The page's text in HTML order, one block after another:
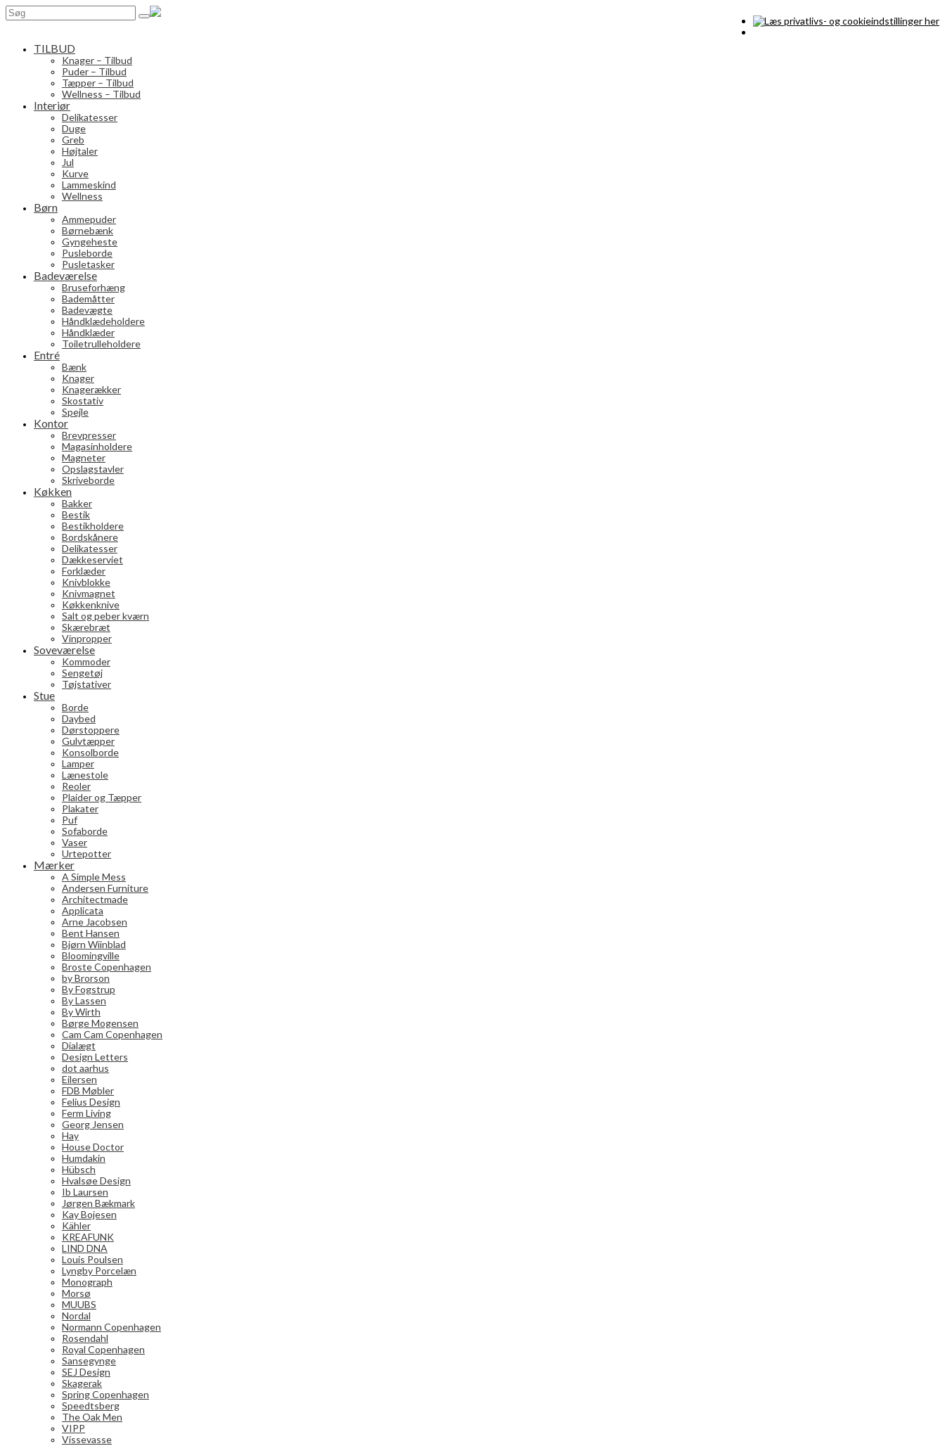
Search
for:
TILBUD
Knager – Tilbud
Puder – Tilbud
Tæpper – Tilbud
Wellness – Tilbud
Interiør
Delikatesser
Duge
Greb
Højtaler
Jul
Kurve
Lammeskind
Wellness
Børn
Ammepuder
Børnebænk
Gyngeheste
Pusleborde
Pusletasker
Badeværelse
Bruseforhæng
Bademåtter
Badevægte
Håndklædeholdere
Håndklæder
Toiletrulleholdere
Entré
Bænk
Knager
Knagerækker
Skostativ
Spejle
Kontor
Brevpresser
Magasinholdere
Magneter
Opslagstavler
Skriveborde
Køkken
Bakker
Bestik
Bestikholdere
Bordskånere
Delikatesser
Dækkeserviet
Forklæder
Knivblokke
Knivmagnet
Køkkenknive
Salt og peber kværn
Skærebræt
Vinpropper
Soveværelse
Kommoder
Sengetøj
Tøjstativer
Stue
Borde
Daybed
Dørstoppere
Gulvtæpper
Konsolborde
Lamper
Lænestole
Reoler
Plaider og Tæpper
Plakater
Puf
Sofaborde
Vaser
Urtepotter
Mærker
A Simple Mess
Andersen Furniture
Architectmade
Applicata
Arne Jacobsen
Bent Hansen
Bjørn Wiinblad
Bloomingville
Broste Copenhagen
by Brorson
By Fogstrup
By Lassen
By Wirth
Børge Mogensen
Cam Cam Copenhagen
Dialægt
Design Letters
dot aarhus
Eilersen
FDB Møbler
Felius Design
Ferm Living
Georg Jensen
Hay
House Doctor
Humdakin
Hübsch
Hvalsøe Design
Ib Laursen
Jørgen Bækmark
Kay Bojesen
Kähler
KREAFUNK
LIND DNA
Louis Poulsen
Lyngby Porcelæn
Monograph
Morsø
MUUBS
Nordal
Normann Copenhagen
Rosendahl
Royal Copenhagen
Sansegynge
SEJ Design
Skagerak
Spring Copenhagen
Speedtsberg
The Oak Men
VIPP
Vissevasse